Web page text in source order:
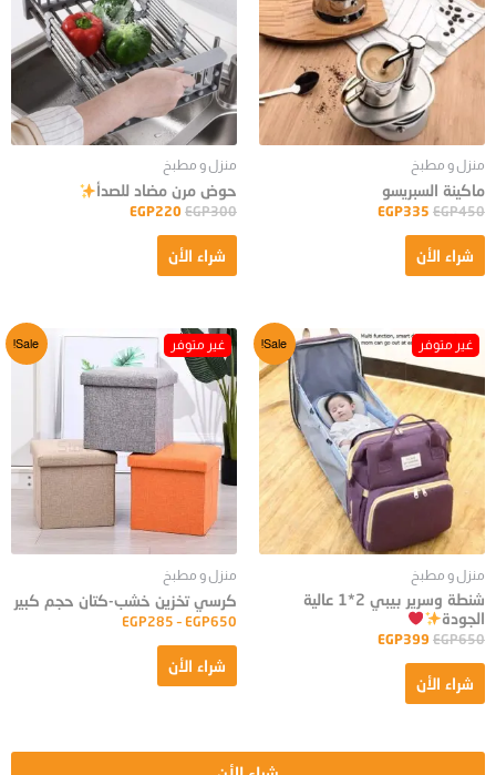
منزل و مطبخ
ماكينة السبريسو
EGP450
EGP335
شراء الأن
منزل و مطبخ
حوض مرن مضاد للصدأ
EGP300
EGP220
شراء الأن
Sale!
منزل و مطبخ
شنطة وسرير بيبي 2*1 عالية
الجودة
EGP650
EGP399
شراء الأن
Sale!
منزل و مطبخ
كرسي تخزين خشب-كتان حجم كبير
EGP285 – EGP650
شراء الأن